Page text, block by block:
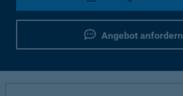
Angebot anfordern